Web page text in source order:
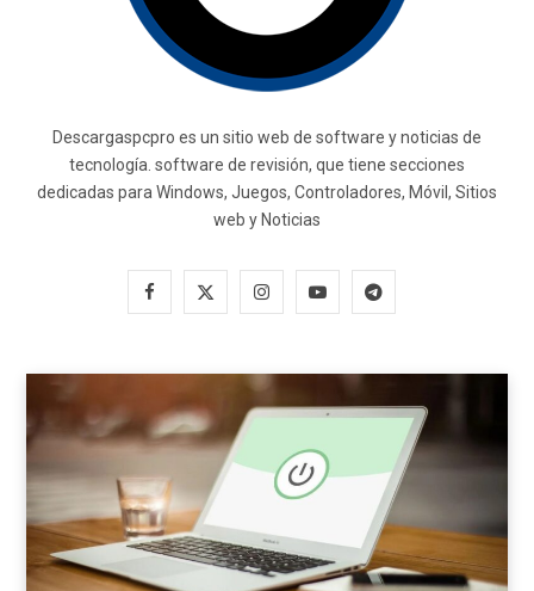
Descargaspcpro es un sitio web de software y noticias de
tecnología. software de revisión, que tiene secciones
dedicadas para Windows, Juegos, Controladores, Móvil, Sitios
web y Noticias
F
c
e
o
o
T
t
I
s
a
r
Y
u
T
u
e
T
l
e
g
r
a